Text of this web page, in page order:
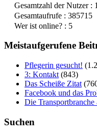
Gesamtzahl der Nutzer :
Gesamtaufrufe : 385715
Wer ist online? : 5
Meistaufgerufene
Pflegerin gesucht!
3: Kontakt (843)
Das Scheiße Zitat
Facebook und das
Die
Suchen